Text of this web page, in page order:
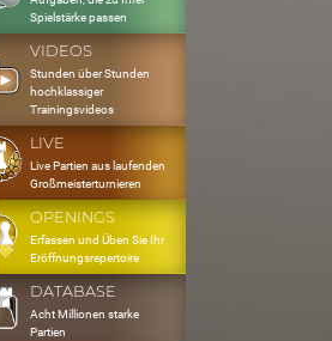
Spielstärke passen
VIDEOS
Stunden über Stunden
hochklassiger
Trainingsvideos
LIVE
Live Partien aus laufenden
Großmeisterturnieren
OPENINGS
Erfassen und Üben Sie Ihr
Eröffnungsrepertoire
DATABASE
Acht Millionen starke
Partien